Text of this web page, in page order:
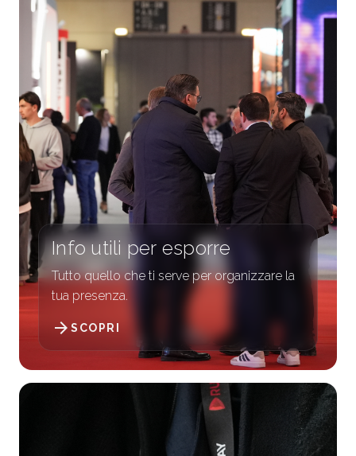
Info utili per esporre
Tutto quello che ti serve per organizzare la
tua presenza.
SCOPRI
arrow_forward